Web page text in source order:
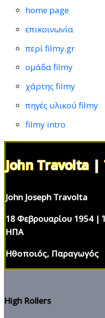
home page
επικοινωνία
περί filmy.gr
ομάδα filmy
χάρτης filmy
πηγές υλικού filmy
filmy intro
John Travolta |
John Joseph Travolta
18 Φεβρουαρίου 1954 |
ΗΠΑ
Ηθοποιός, Παραγωγός
High Rollers